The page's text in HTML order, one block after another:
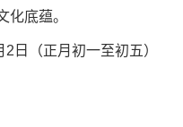
化底蕴。
（正月初一至初五）